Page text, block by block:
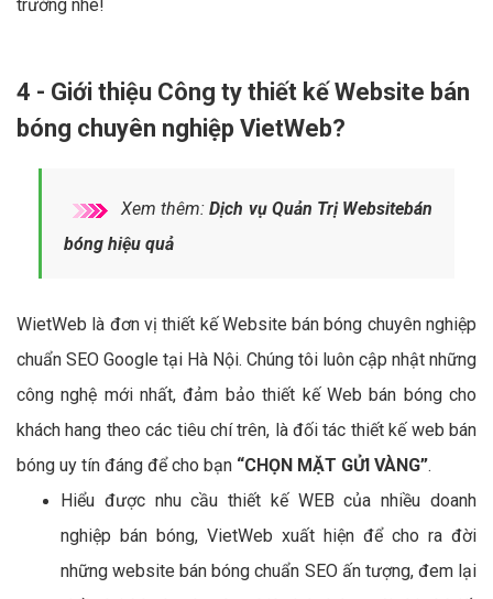
trường nhé!
4 - Giới thiệu Công ty thiết kế Website bán
bóng chuyên nghiệp VietWeb?
Xem thêm:Dịch vụ Quản Trị Websitebán
bóng hiệu quả
WietWeb là đơn vị thiết kế Website bán bóng chuyên nghiệp
chuẩn SEO Google tại Hà Nội. Chúng tôi luôn cập nhật những
công nghệ mới nhất, đảm bảo thiết kế Web bán bóng cho
khách hang theo các tiêu chí trên, là đối tác thiết kế web bán
bóng uy tín đáng để cho bạn “CHỌN MẶT GỬI VÀNG”.
Hiểu được nhu cầu thiết kế WEB của nhiều doanh
nghiệp bán bóng, VietWeb xuất hiện để cho ra đời
những website bán bóng chuẩn SEO ấn tượng, đem lại